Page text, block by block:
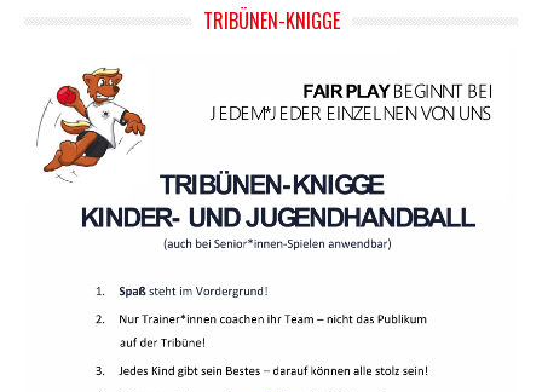
TRIBÜNEN-KNIGGE